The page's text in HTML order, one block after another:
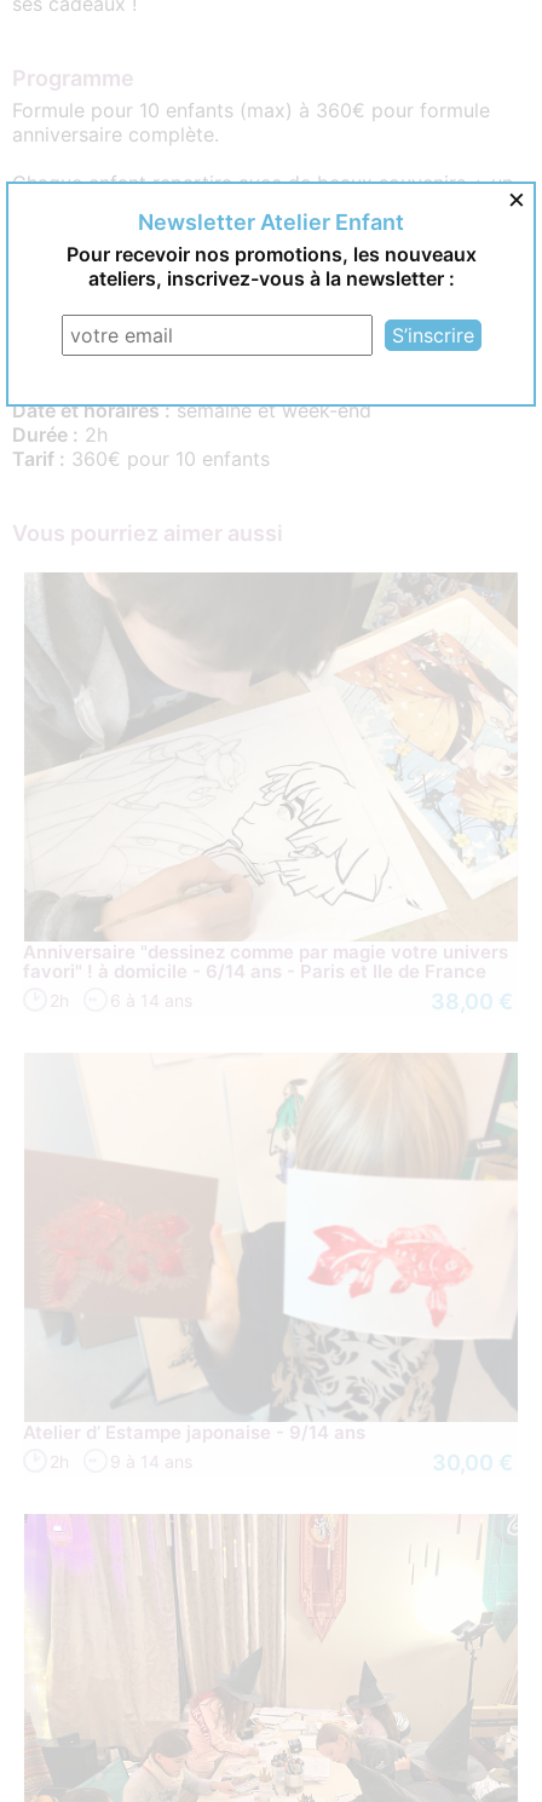
Programme
Formule pour 10 enfants (max) à 360€ pour formule
anniversaire complète.
Chaque enfant repartira avec de beaux souvenirs + un
cadeau d’anniversaire surprise personnalisé sera offert à
votre enfant à la fin de l’expérience, dédicacé par sa
princesse ou son super-héros !
Contact :06 10 24 40 82
Adresse :à domicile
Date et horaires :semaine et week-end
Durée : 2h
Tarif : 360€ pour 10 enfants
Vous pourriez aimer aussi
Anniversaire "dessinez comme par magie votre univers
favori" ! à domicile - 6/14 ans - Paris et Ile de France
2h 6 à 14 ans 38,00 €
Atelier d’ Estampe japonaise - 9/14 ans
2h 9 à 14 ans 30,00 €
Newsletter Atelier Enfant
Pour recevoir nos promotions, les nouveaux
ateliers, inscrivez-vous à la newsletter :
×